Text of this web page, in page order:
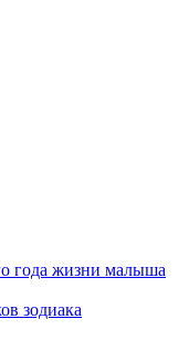
года жизни малыша
зодиака